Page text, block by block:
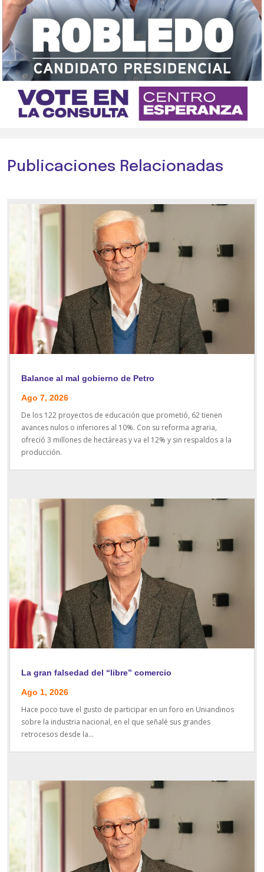
Publicaciones Relacionadas
Balance al mal gobierno de Petro
Ago 7, 2026
De los 122 proyectos de educación que prometió, 62 tienen
avances nulos o inferiores al 10%. Con su reforma agraria,
ofreció 3 millones de hectáreas y va el 12% y sin respaldos a la
producción.
La gran falsedad del “libre” comercio
Ago 1, 2026
Hace poco tuve el gusto de participar en un foro en Uniandinos
sobre la industria nacional, en el que señalé sus grandes
retrocesos desde la...